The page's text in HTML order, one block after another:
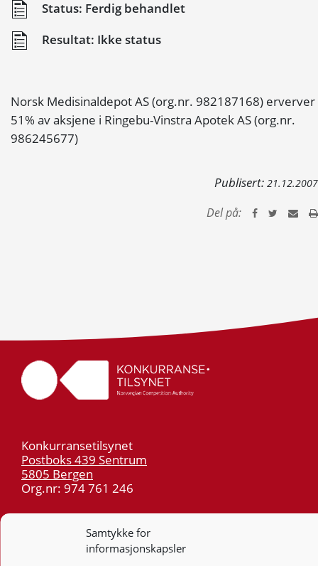
Samtykke for
informasjonskapsler
Status: Ferdig behandlet
Resultat: Ikke status
Norsk Medisinaldepot AS (org.nr. 982187168) erverver
51% av aksjene i Ringebu-Vinstra Apotek AS (org.nr.
986245677)
Publisert: 21.12.2007
Del på:
Konkurransetilsynet
Postboks 439 Sentrum
5805 Bergen
Org.nr: 974 761 246
55 59 75 00
post@kt.no